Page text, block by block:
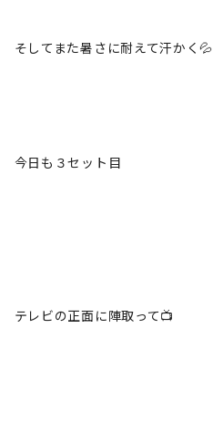
そしてまた暑さに耐えて汗かく💦
今日も３セット目
テレビの正面に陣取って📺️